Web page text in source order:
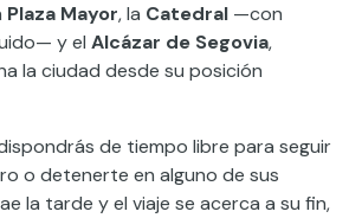
Plaza Mayor, la Catedral —con
y el Alcázar de Segovia,
la ciudad desde su posición
de tiempo libre para seguir
o detenerte en alguno de sus
la tarde y el viaje se acerca a su fin,